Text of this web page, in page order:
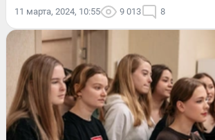
11 марта, 2024, 10:55 9 013 8